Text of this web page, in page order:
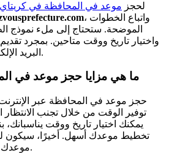
لحجز موعد في المحافظة في كريتاي
، واتباع الخطوات
الموضحة. ستحتاج إلى ملء نموذج
واختيار تاريخ ووقت متاحين. بمجرد
البريد الإلكتروني مع تفاصيل موعدك.
ما هي مزايا حجز موعد في
حجز موعد في المحافظة عبر الإنترنت
توفير الوقت من خلال تجنب الانتظار
يمكنك اختيار تاريخ ووقت يناسبانك،
تخطيط موعدك أسهل. أخيرًا، سيكون
موعدك عبر الإنترنت إذا لزم الأمر.